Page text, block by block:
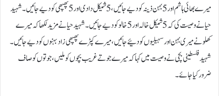
میرے بھائی ہاشم اور5بہن ذینہ کو دیے جائیں، 5شیکل دادی اور 5پھپھی کو دیے جائیں۔شہید
حیا نے وصیت کی کہ 5شیکل خالہ اور5خالو کو دیے جائیں۔ شہید حیا نے مزید لکھاکہ میرے
کھلونے میری بہن اورسہیلیوں کو دئیے جائیں، میرے کپڑے پھپھی زاد بہنوں کو دیے جائیں۔
شہید فلسطینی بچی نے وصیت میں کہا کہ میرے جوتے غریب بچوں کو ملیں، جوتوں کو صاف
ضرور کیا جائے۔